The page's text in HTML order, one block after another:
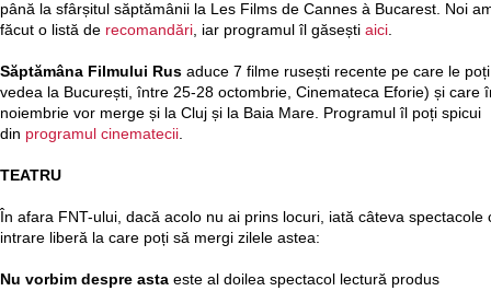
până la sfârșitul săptămânii la Les Films de Cannes à Bucarest. Noi
făcut o listă de recomandări, iar programul îl găsești aici.
Săptămâna Filmului Rus aduce 7 filme rusești recente pe care le poți
vedea la București, între 25-28 octombrie, Cinemateca Eforie) și care
noiembrie vor merge și la Cluj și la Baia Mare. Programul îl poți spicui
din programul cinematecii.
TEATRU
În afara FNT-ului, dacă acolo nu ai prins locuri, iată câteva spectacole
intrare liberă la care poți să mergi zilele astea:
Nu vorbim despre asta este al doilea spectacol lectură produs